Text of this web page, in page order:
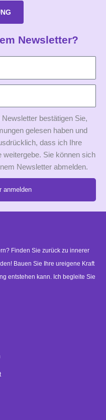
Newsletter?
bestätigen Sie,
gelesen haben und
dass ich Ihre
weitergebe. Sie können sich
Newsletter abmelden.
anmelden
Finden Sie zurück zu innerer
Bauen Sie Ihre ureigene Kraft
entstehen kann. Ich begleite Sie